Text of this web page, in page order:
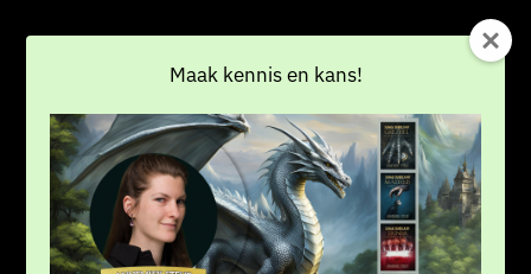
Maak kennis en kans!